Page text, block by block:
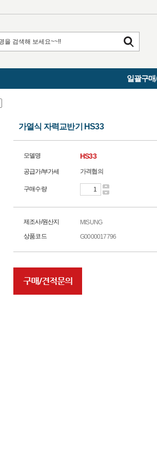
일괄구
가열식 자력교반기 HS33
모델명 HS33
공급가/부가세 가격협의
구매수량
제조사/원산지
MISUNG
상품코드
G0000017796